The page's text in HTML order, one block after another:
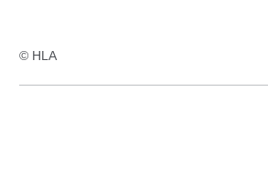
© HLA